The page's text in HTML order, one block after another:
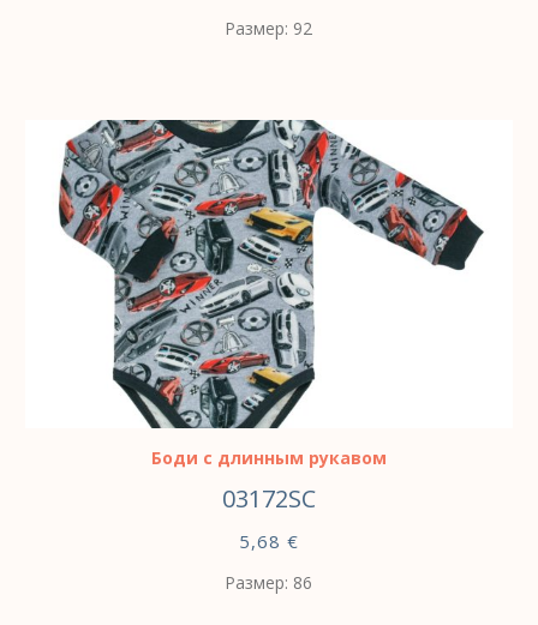
Размер: 92
ВЫБЕРИТЕ ПАРАМЕТРЫ
Боди с длинным рукавом
03172SC
5,68 €
Размер: 86